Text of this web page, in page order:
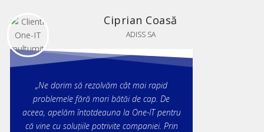
Ciprian Coasă
ADISS SA
„Ne dorim să rezolvăm cât mai rapid
problemele fără mari bătăi de cap. De
aceea, apelăm întotdeauna la One-IT pentru
că vine cu soluțiile potrivite companiei. Prin